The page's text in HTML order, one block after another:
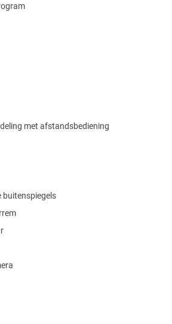
met afstandsbediening
buitenspiegels